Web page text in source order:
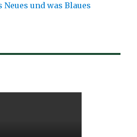
Neues und was Blaues